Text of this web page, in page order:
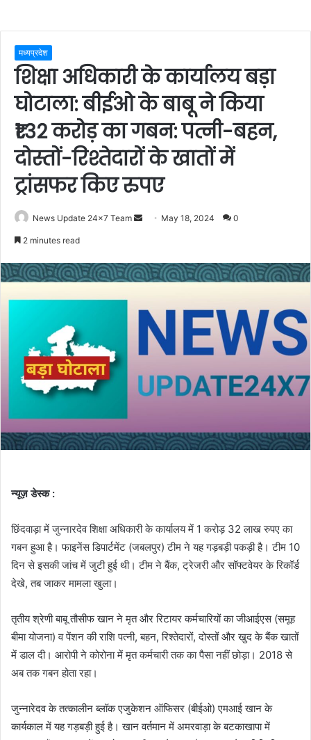
मध्यप्रदेश
शिक्षा अधिकारी के कार्यालय बड़ा
घोटाला: बीईओ के बाबू ने किया
₹1.32 करोड़ का गबन: पत्नी-बहन,
दोस्तों-रिश्तेदारों के खातों में
ट्रांसफर किए रुपए
News Update 24x7 Team
Send May 18, 2024 0
2 minutes read
न्यूज़ डेस्क :
छिंदवाड़ा में जुन्नारदेव शिक्षा अधिकारी के कार्यालय में 1 करोड़ 32 लाख रुपए का
गबन हुआ है। फाइनेंस डिपार्टमेंट (जबलपुर) टीम ने यह गड़बड़ी पकड़ी है। टीम 10
दिन से इसकी जांच में जुटी हुई थी। टीम ने बैंक, ट्रेजरी और सॉफ्टवेयर के रिकॉर्ड
देखे, तब जाकर मामला खुला।
तृतीय श्रेणी बाबू तौसीफ खान ने मृत और रिटायर कर्मचारियों का जीआईएस (समूह
बीमा योजना) व पेंशन की राशि पत्नी, बहन, रिश्तेदारों, दोस्तों और खुद के बैंक खातों
में डाल दी। आरोपी ने कोरोना में मृत कर्मचारी तक का पैसा नहीं छोड़ा। 2018 से
अब तक गबन होता रहा।
जुन्नारेदव के तत्कालीन ब्लॉक एजुकेशन ऑफिसर (बीईओ) एमआई खान के
कार्यकाल में यह गड़बड़ी हुई है। खान वर्तमान में अमरवाड़ा के बटकाखापा में